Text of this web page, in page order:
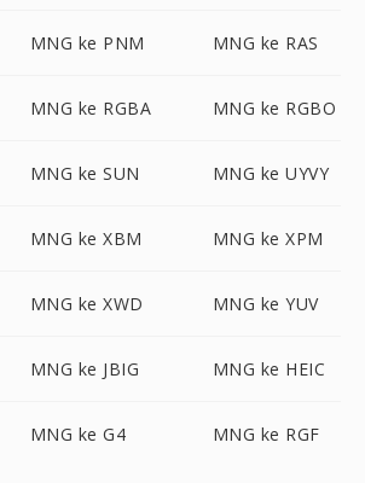
MNG ke PNM MNG ke RAS
MNG ke RGBA MNG ke RGBO
MNG ke SUN MNG ke UYVY
MNG ke XBM MNG ke XPM
MNG ke XWD MNG ke YUV
MNG ke JBIG MNG ke HEIC
MNG ke G4 MNG ke RGF